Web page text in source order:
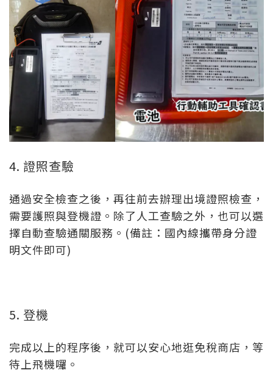
4. 證照查驗
通過安全檢查之後，再往前去辦理出境證照檢查，
需要護照與登機證。除了人工查驗之外，也可以選
擇自動查驗通關服務。(備註：國內線攜帶身分證
明文件即可)
5. 登機
完成以上的程序後，就可以安心地逛免稅商店，等
待上飛機囉。